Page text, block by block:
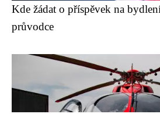
Kde žádat o příspěvek na
průvodce